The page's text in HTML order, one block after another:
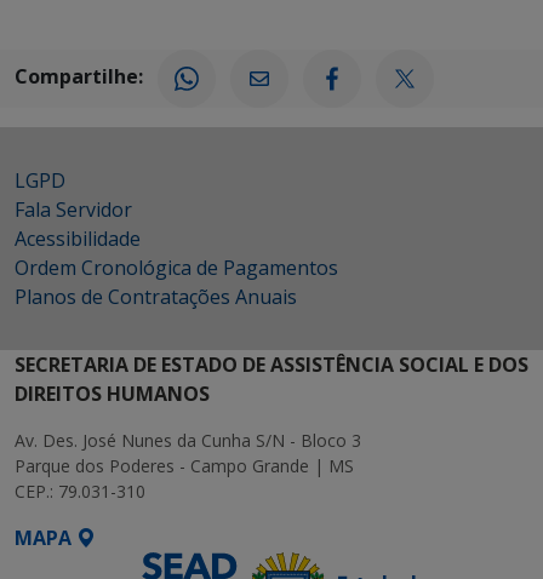
Compartilhe:
LGPD
Fala Servidor
Acessibilidade
Ordem Cronológica de Pagamentos
Planos de Contratações Anuais
SECRETARIA DE ESTADO DE ASSISTÊNCIA SOCIAL E DOS
DIREITOS HUMANOS
Av. Des. José Nunes da Cunha S/N - Bloco 3
Parque dos Poderes - Campo Grande | MS
CEP.: 79.031-310
MAPA